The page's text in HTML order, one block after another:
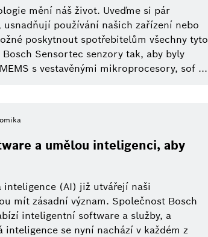
mění náš život. Uveďme si pár
používání našich zařízení nebo
poskytnout spotřebitelům všechny tyto
Sensortec senzory tak, aby byly
s vestavěnými mikroprocesory, sof ...
a umělou inteligenci, aby
inteligence (AI) již utvářejí naši
mít zásadní význam. Společnost Bosch
inteligentní software a služby, a
se nyní nachází v každém z